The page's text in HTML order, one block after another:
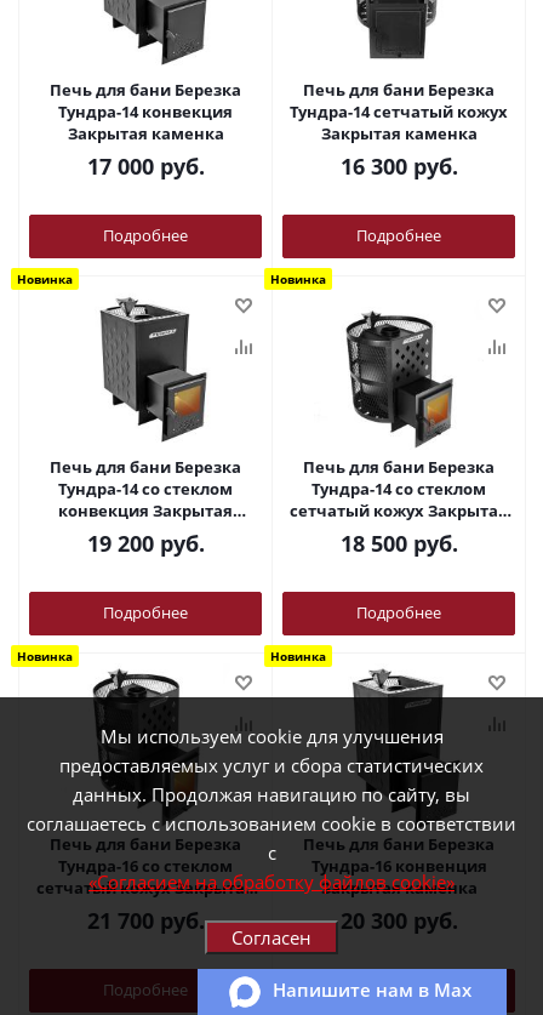
Мы используем cookie для улучшения
предоставляемых услуг и сбора статистических
данных. Продолжая навигацию по сайту, вы
соглашаетесь с использованием cookie в соответствии
с
«Согласием на обработку файлов cookie»
Согласен
Напишите нам в Max
Печь для бани Березка
Тундра-14 конвекция
Закрытая каменка
17 000руб.
Подробнее
Печь для бани Березка
Тундра-14 сетчатый кожух
Закрытая каменка
16 300руб.
Подробнее
Новинка
Печь для бани Березка
Тундра-14 со стеклом
конвекция Закрытая
каменка
19 200руб.
Подробнее
Новинка
Печь для бани Березка
Тундра-14 со стеклом
сетчатый кожух Закрытая
каменка
18 500руб.
Подробнее
Новинка
Печь для бани Березка
Тундра-16 со стеклом
сетчатый кожух Закрытая
каменка
21 700руб.
Подробнее
Новинка
Печь для бани Березка
Тундра-16 конвенция
Закрытая каменка
20 300руб.
Подробнее